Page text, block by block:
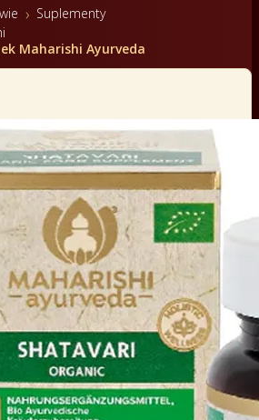
Suplementy
Maharishi Ayurveda